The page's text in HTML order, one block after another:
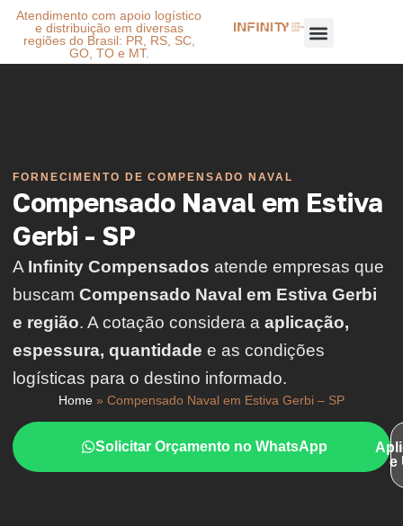
Atendimento com apoio logístico
e distribuição em diversas
regiões do Brasil: PR, RS, SC,
GO, TO e MT.
FORNECIMENTO DE COMPENSADO NAVAL
Compensado Naval em Estiva
Gerbi - SP
A Infinity Compensados atende empresas que
buscam Compensado Naval em Estiva Gerbi
e região. A cotação considera a aplicação,
espessura, quantidade e as condições
logísticas para o destino informado.
Home » Compensado Naval em Estiva Gerbi – SP
Solicitar Orçamento no WhatsApp
e